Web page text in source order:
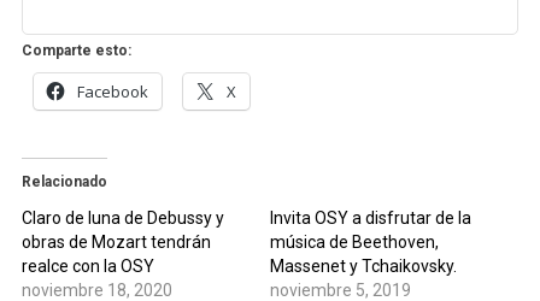
Comparte esto:
Facebook X
Relacionado
Claro de luna de Debussy y
obras de Mozart tendrán
realce con la OSY
noviembre 18, 2020
Invita OSY a disfrutar de la
música de Beethoven,
Massenet y Tchaikovsky.
noviembre 5, 2019